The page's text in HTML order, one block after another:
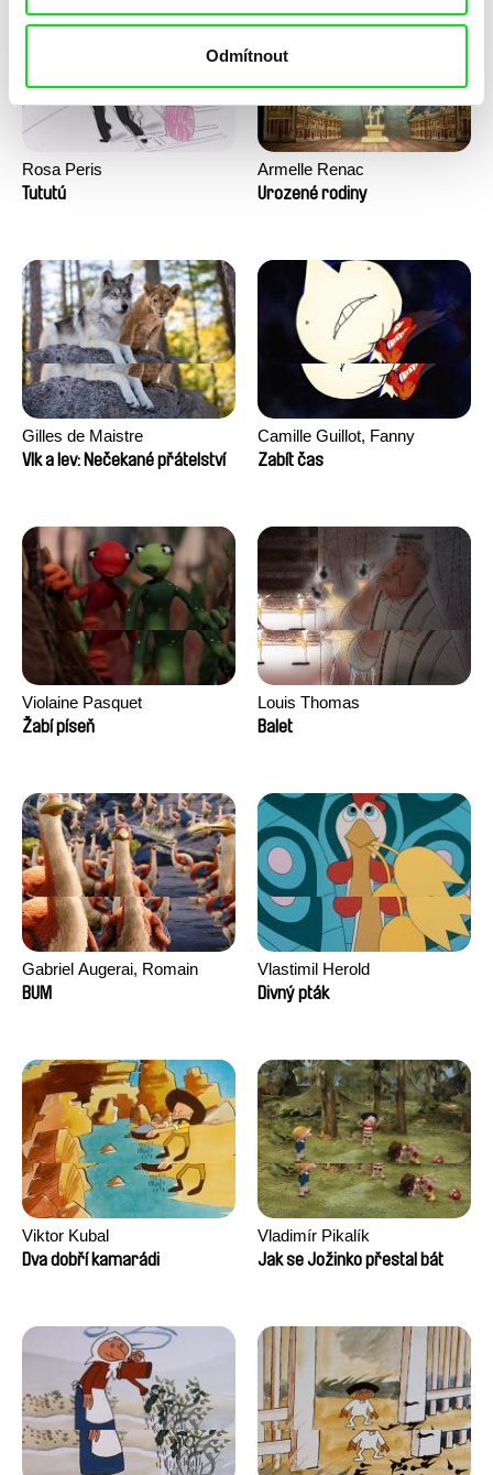
Odmítnout
Rosa Peris
Tututú
Armelle Renac
Urozené rodiny
Gilles de Maistre
Vlk a lev: Nečekané přátelství
Camille Guillot, Fanny
Hagdahl Sörebo, Aleksandra
Valentine Zhang
Zabít čas
Violaine Pasquet
Žabí píseň
Louis Thomas
Balet
Gabriel Augerai, Romain
Augier, Laurie Pereira De
BUM
Vlastimil Herold
Divný pták
Viktor Kubal
Dva dobří kamarádi
Vladimír Pikalík
Jak se Jožinko přestal bát